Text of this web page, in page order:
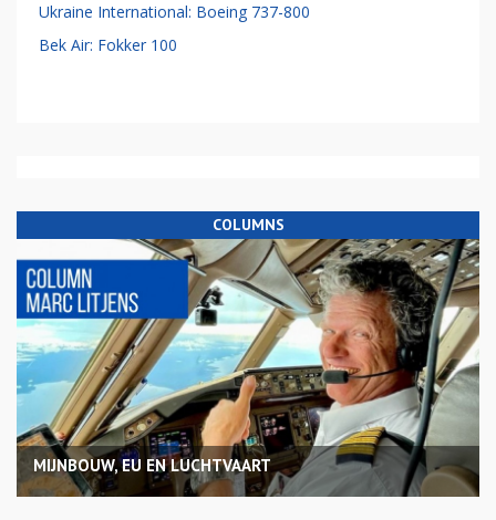
Ukraine International: Boeing 737-800
Bek Air: Fokker 100
COLUMNS
MIJNBOUW, EU EN LUCHTVAART